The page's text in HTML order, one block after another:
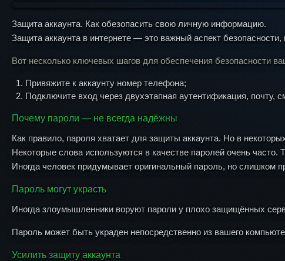
Защита аккаунта. Как обезопасить свою личную информацию.
Защита аккаунта в интернете — это важный аспект
Вот несколько ключевых шагов для обеспечения безопасности
Привяжите к аккаунту номер телефона;
Подключите вход через двухэтапная аутентификация, почту,
Почему пароли — не всегда надёжны
Как правило, пароля хватает для защиты аккаунта. Но в
Некоторые слова используются в качестве паролей очень
Иногда человек придумывает оригинальный пароль, но слишком
Пароль могут украсть
Иногда злоумышленники воруют пароли у плохо защищённых
Пароль может быть украден непосредственно из вашего
Усилить защиту аккаунта